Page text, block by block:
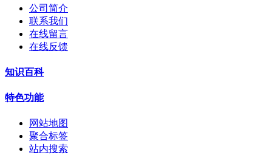
公司简介
联系我们
在线留言
在线反馈
知识百科
特色功能
网站地图
聚合标签
站内搜索